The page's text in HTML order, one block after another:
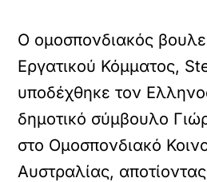
Ο ομοσπονδιακός
Εργατικού Κόμματος,
υποδέχθηκε τον
δημοτικό σύμβουλο
στο Ομοσπονδιακό
Αυστραλίας,